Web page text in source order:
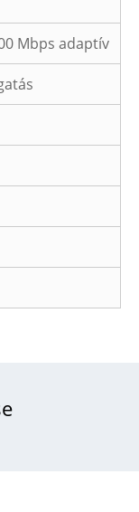
Mbps adaptív